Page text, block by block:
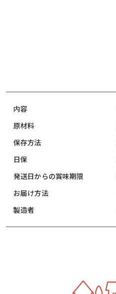
内容
原材料
保存方法
日保
発送日からの賞味期限
お届け方法
製造者